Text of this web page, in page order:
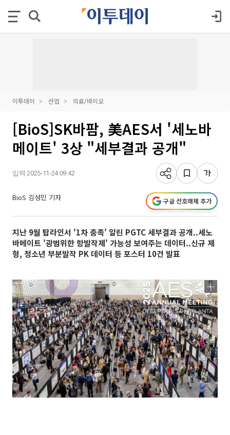
이투데이 산업 의료/바이오
[BioS]SK바팜, 美AES서 '세노바
메이트' 3상 "세부결과 공개"
입력 2025-11-24 09:42
BioS 김성민 기자 구글 선호매체 추가
지난 9월 탑라인서 '1차 충족' 알린 PGTC 세부결과 공개..세노
바메이트 '광범위한 항발작제' 가능성 보여주는 데이터..신규 제
형, 청소년 부분발작 PK 데이터 등 포스터 10건 발표